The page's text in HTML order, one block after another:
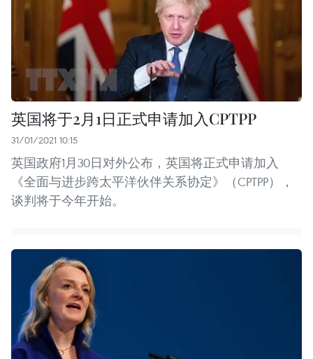
英国将于2月1日正式申请加入CPTPP
31/01/2021 10:15
英国政府1月30日对外公布，英国将正式申请加入
《全面与进步跨太平洋伙伴关系协定》（CPTPP），
谈判将于今年开始。